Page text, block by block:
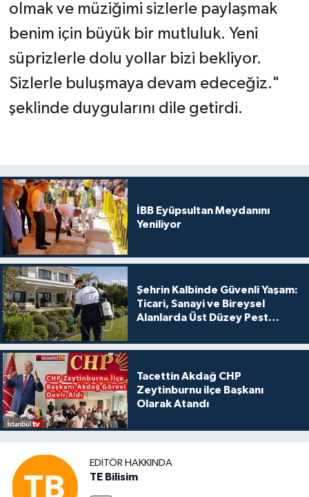
olmak ve müziğimi sizlerle paylaşmak
benim için büyük bir mutluluk. Yeni
süprizlerle dolu yollar bizi bekliyor.
Sizlerle buluşmaya devam edeceğiz."
şeklinde duygularını dile getirdi.
İBB Eyüpsultan Meydanını
Yeniliyor
Şehrin Kalbinde Güvenli Yaşam:
Ticari, Sanayi ve Bireysel
Alanlarda Üst Düzey Pest
Tacettin Akdağ CHP
Zeytinburnu ilçe Başkanı
Olarak Atandı
EDITÖR HAKKINDA
TE Bilisim